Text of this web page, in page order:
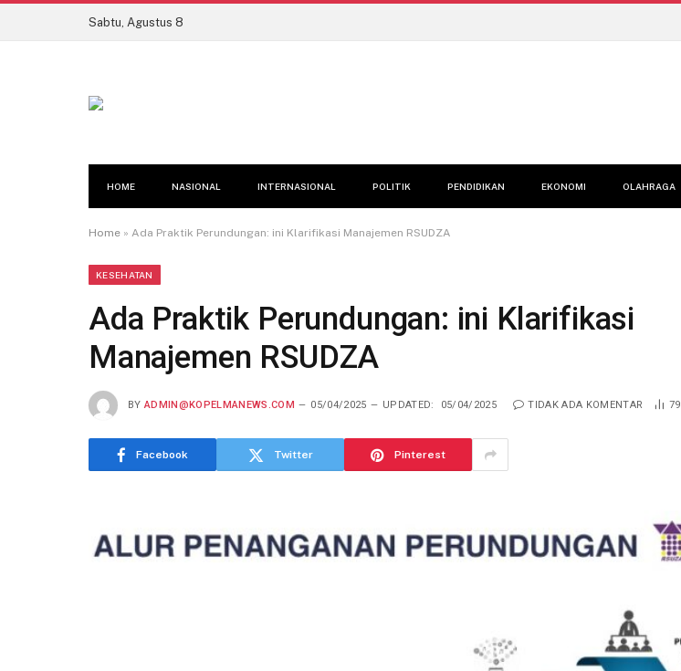
Sabtu, Agustus 8
HOME NASIONAL INTERNASIONAL POLITIK PENDIDIKAN EKONOMI OLAHRAGA
Home » Ada Praktik Perundungan: ini Klarifikasi Manajemen RSUDZA
KESEHATAN
Ada Praktik Perundungan: ini Klarifikasi
Manajemen RSUDZA
BY ADMIN@KOPELMANEWS.COM 05/04/2025 UPDATED: 05/04/2025 TIDAK ADA KOMENTAR 79
Facebook Twitter Pinterest